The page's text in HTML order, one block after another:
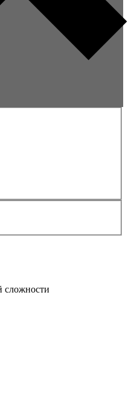
сложности